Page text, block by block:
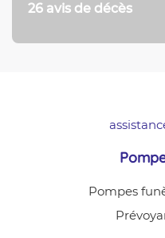
26 avis de décès
Pompes